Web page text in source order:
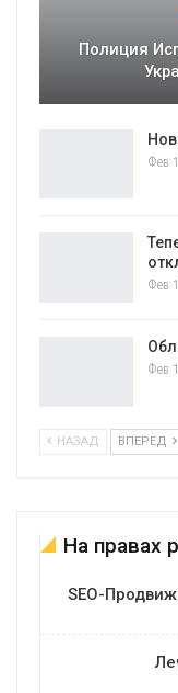
Полиция
Фев
Фев
Фев
НАЗАД ВПЕРЕД
На правах
SEO-